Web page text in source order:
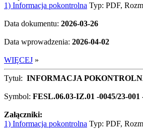
1) Informacja pokontrolna Typ: PDF,
Data dokumentu: 2026-03-26
Data wprowadzenia: 2026-04-02
WIĘCEJ »
Tytuł: INFORMACJA
Symbol: FESL.06.03-IZ.01 -0045/23-001
Załączniki:
1) Informacja pokontrolna Typ: PDF,